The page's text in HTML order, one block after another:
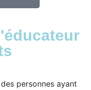
des personnes ayant